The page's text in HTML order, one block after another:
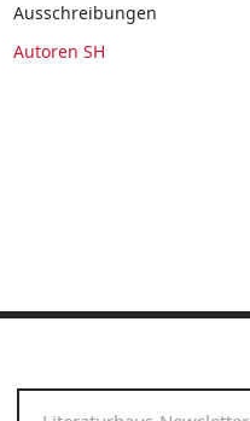
Ausschreibungen
Autoren SH